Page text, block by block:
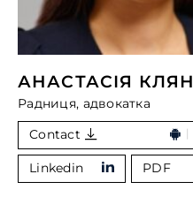
АНАСТАСІЯ КЛЯН
Радниця, адвокатка
Contact
Linkedin PDF